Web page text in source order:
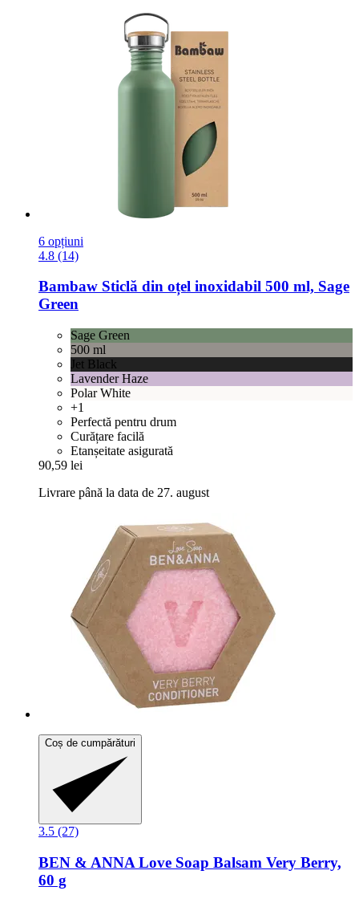
6 opțiuni
4.8 (14)
Bambaw Sticlă din oțel inoxidabil 500 ml, Sage
Green
Sage Green
500 ml
Jet Black
Lavender Haze
Polar White
+1
Perfectă pentru drum
Curățare facilă
Etanșeitate asigurată
90,59 lei
Livrare până la data de 27. august
Coș de cumpărături
3.5 (27)
BEN & ANNA Love Soap Balsam Very Berry,
60 g